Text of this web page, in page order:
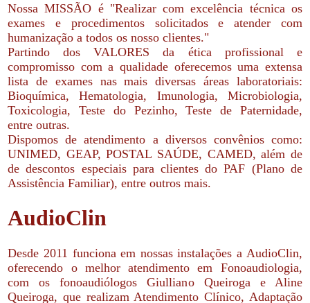
Nossa MISSÃO é "Realizar com excelência técnica os
exames e procedimentos solicitados e atender com
humanização a todos os nosso clientes."
Partindo dos VALORES da ética profissional e
compromisso com a qualidade oferecemos uma extensa
lista de exames nas mais diversas áreas laboratoriais:
Bioquímica, Hematologia, Imunologia, Microbiologia,
Toxicologia, Teste do Pezinho, Teste de Paternidade,
entre outras.
Dispomos de atendimento a diversos convênios como:
UNIMED, GEAP, POSTAL SAÚDE, CAMED, além de
de descontos especiais para clientes do PAF (Plano de
Assistência Familiar), entre outros mais.
AudioClin
Desde 2011 funciona em nossas instalações a AudioClin,
oferecendo o melhor atendimento em Fonoaudiologia,
com os fonoaudiólogos Giulliano Queiroga e Aline
Queiroga, que realizam Atendimento Clínico, Adaptação